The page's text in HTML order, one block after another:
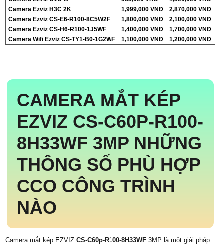
Camera Ezviz H3C 2K
1,999,000 VNĐ
2,870,000 VNĐ
Camera Ezviz CS-E6-R100-8C5W2F
1,800,000 VNĐ
2,100,000 VNĐ
Camera Ezviz CS-H6-R100-1J5WF
1,400,000 VNĐ
1,700,000 VNĐ
Camera Wifi Ezviz CS-TY1-B0-1G2WF
1,100,000 VNĐ 1,200,000 VNĐ
CAMERA MẮT KÉP
EZVIZ CS-C60P-R100-
8H33WF 3MP NHỮNG
THÔNG SỐ PHÙ HỢP
CCO CÔNG TRÌNH
NÀO
Camera mắt kép EZVIZ CS-C60p-R100-8H33WF 3MP là một giải pháp